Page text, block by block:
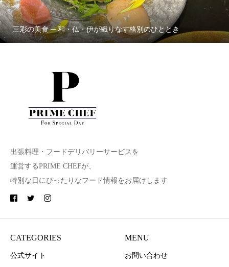
三彩の美食 ─ 和・仏・伊が織りなす格別のひととき
出張料理・フードデリバリーサービスを
運営するPRIME CHEFが、
特別な日にぴったりなフード情報をお届けします
CATEGORIES
公式サイト
MENU
お問い合わせ